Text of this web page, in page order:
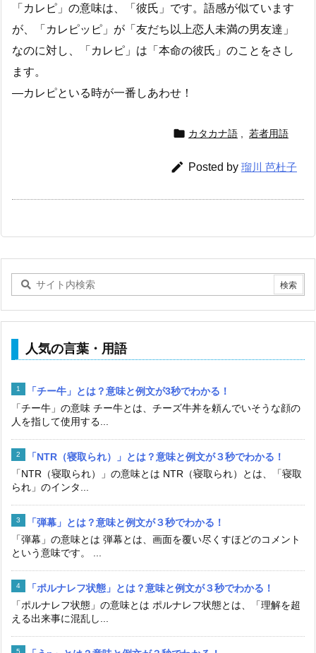
「カレピ」の意味は、「彼氏」です。語感が似ています
が、「カレピッピ」が「友だち以上恋人未満の男友達」
なのに対し、「カレピ」は「本命の彼氏」のことをさし
ます。
―カレピといる時が一番しあわせ！
 カタカナ語 若者用語
 Posted by 瑠川 芭杜子
人気の言葉・用語
「チー牛」とは？意味と例文が3秒でわかる！
「チー牛」の意味 チー牛とは、チーズ牛丼を頼んでいそうな顔の
人を指して使用する...
「NTR（寝取られ）」とは？意味と例文が３秒でわかる！
「NTR（寝取られ）」の意味とは NTR（寝取られ）とは、「寝取
られ」のインタ...
「弾幕」とは？意味と例文が３秒でわかる！
「弾幕」の意味とは 弾幕とは、画面を覆い尽くすほどのコメント
という意味です。 ...
「ポルナレフ状態」とは？意味と例文が３秒でわかる！
「ポルナレフ状態」の意味とは ポルナレフ状態とは、「理解を超
える出来事に混乱し...